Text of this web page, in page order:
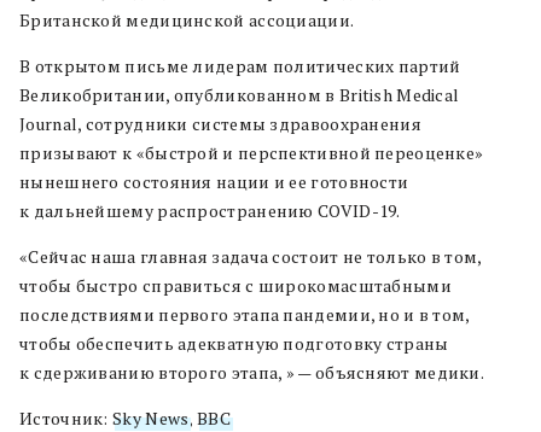
Британской медицинской ассоциации.
В открытом письме лидерам политических партий
Великобритании, опубликованном в British Medical
Journal, сотрудники системы здравоохранения
призывают к «быстрой и перспективной переоценке»
нынешнего состояния нации и ее готовности
к дальнейшему распространению COVID-19.
«Сейчас наша главная задача состоит не только в том,
чтобы быстро справиться с широкомасштабными
последствиями первого этапа пандемии, но и в том,
чтобы обеспечить адекватную подготовку страны
к сдерживанию второго этапа, » —объясняют медики.
Источник: Sky News,BBC